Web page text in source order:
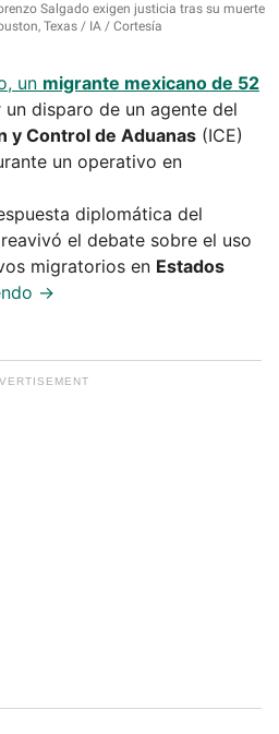
Salgado exigen justicia tras su muerte
Texas
IA / Cortesía
un migrante mexicano de 52
disparo de un agente del
y Control de Aduanas (ICE)
un operativo en
diplomática del
el debate sobre el uso
migratorios en Estados